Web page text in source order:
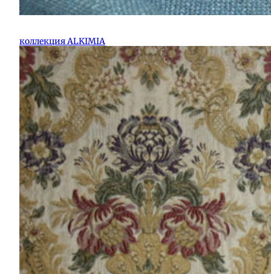
коллекция ALKIMIA